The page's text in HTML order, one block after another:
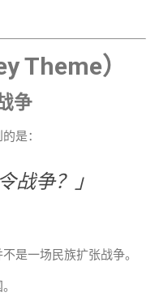
Theme）
争
是：
战争？」
是一场民族扩张战争。